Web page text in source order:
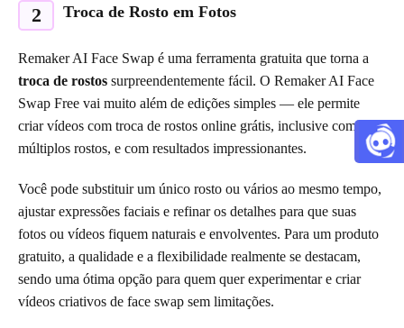
2 Troca de Rosto em Fotos
Remaker AI Face Swap é uma ferramenta gratuita que torna a
troca de rostos surpreendentemente fácil. O Remaker AI Face
Swap Free vai muito além de edições simples — ele permite
criar vídeos com troca de rostos online grátis, inclusive com
múltiplos rostos, e com resultados impressionantes.
Você pode substituir um único rosto ou vários ao mesmo tempo,
ajustar expressões faciais e refinar os detalhes para que suas
fotos ou vídeos fiquem naturais e envolventes. Para um produto
gratuito, a qualidade e a flexibilidade realmente se destacam,
sendo uma ótima opção para quem quer experimentar e criar
vídeos criativos de face swap sem limitações.